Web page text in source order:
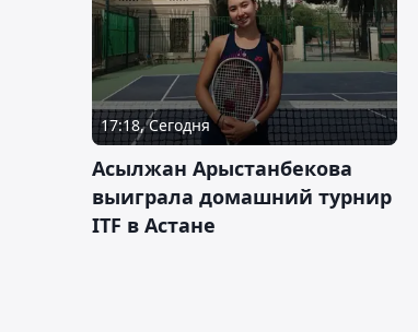
17:18, Сегодня
Асылжан Арыстанбекова
выиграла домашний турнир
ITF в Астане